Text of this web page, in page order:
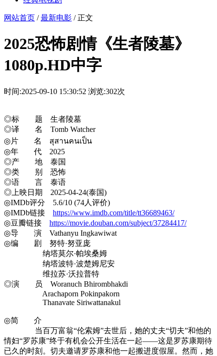
网站首页 /最新电影 / 正文
2025恐怖剧情《生者陵墓》
1080p.HD中字
时间:2025-09-10 15:30:52 浏览:302次
◎标 题 生者陵墓
◎译 名 Tomb Watcher
◎片 名 สุสานคนเป็น
◎年 代 2025
◎产 地 泰国
◎类 别 恐怖
◎语 言 泰语
◎上映日期 2025-04-24(泰国)
◎IMDb评分 5.6/10 (74人评价)
◎IMDb链接 https://www.imdb.com/title/tt36689463/
◎豆瓣链接 https://movie.douban.com/subject/37284417/
◎导 演 Vathanyu Ingkawiwat
◎编 剧 努特·努亚庞
纳塔莫尔·帕埃桑姆
纳塔波特·波楚姆尼安
维拉苏·沃拉普特
◎演 员 Woranuch Bhirombhakdi
Arachaporn Pokinpakorn
Thanavate Siriwattanakul
◎简 介
当百万富翁“伦索姆”去世后，她的丈夫“切夫”和他的
情妇“罗苏康”终于有机会公开生活在一起——这是罗苏康期待
已久的时刻。切夫邀请罗苏康和他一起搬进度假屋。然而，她